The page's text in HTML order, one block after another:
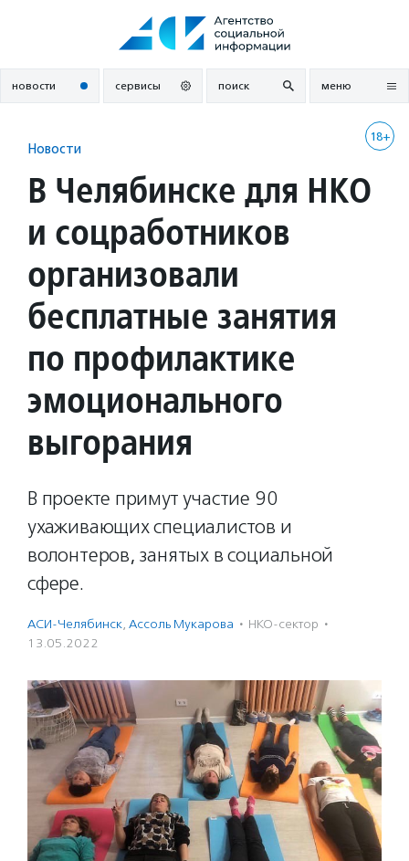
новости сервисы поиск меню
18+
Новости
В Челябинске для НКО
и соцработников
организовали
бесплатные занятия
по профилактике
эмоционального
выгорания
В проекте примут участие 90
ухаживающих специалистов и
волонтеров, занятых в социальной
сфере.
АСИ-Челябинск, Ассоль Мукарова · НКО-сектор ·
13.05.2022